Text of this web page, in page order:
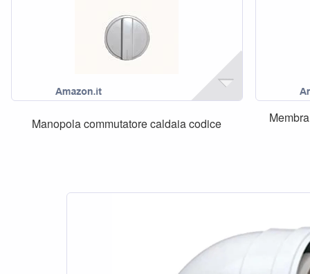
Manopola commutatore caldaia codice